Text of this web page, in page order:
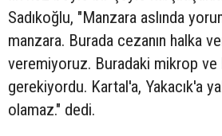
Sadıkoğlu, "Manzara aslında
manzara. Burada cezanın halka
veremiyoruz. Buradaki mikrop ve
gerekiyordu. Kartal'a, Yakacık'a
olamaz." dedi.